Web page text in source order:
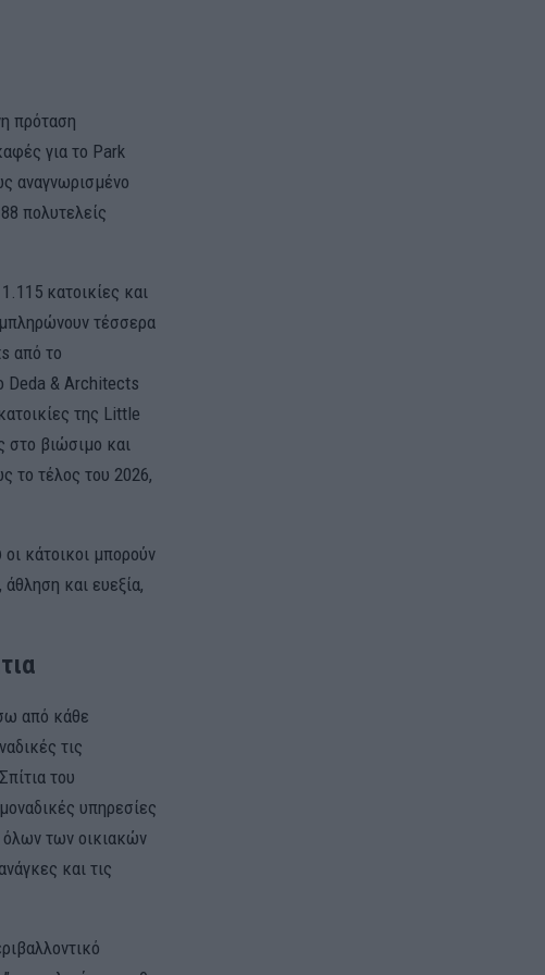
πρόταση
για το Park
αναγνωρισμένο
πολυτελείς
κατοικίες και
τέσσερα
από το
Deda & Architects
της Little
στο βιώσιμο και
το τέλος του 2026,
κάτοικοι μπορούν
και ευεξία,
από κάθε
τις
του
υπηρεσίες
όλων των οικιακών
και τις